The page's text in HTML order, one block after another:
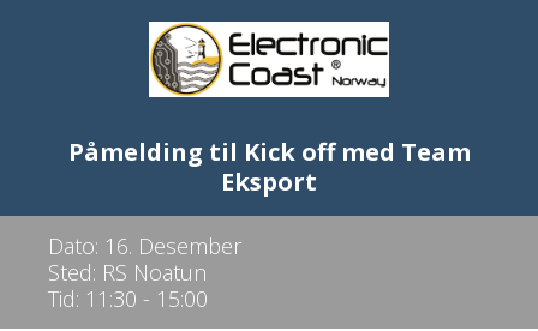
Påmelding til Kick off med Team
Eksport
Dato: 16. Desember
Sted: RS Noatun
Tid: 11:30 - 15:00